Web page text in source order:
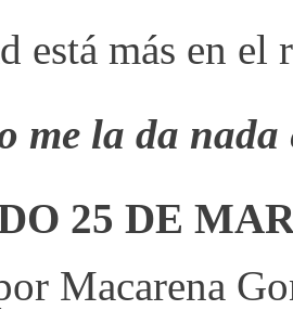
está más en el
me la da nada
25 DE
Macarena